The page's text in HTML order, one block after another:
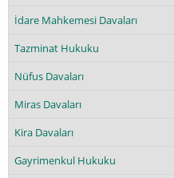
İdare Mahkemesi Davaları
Tazminat Hukuku
Nüfus Davaları
Miras Davaları
Kira Davaları
Gayrimenkul Hukuku